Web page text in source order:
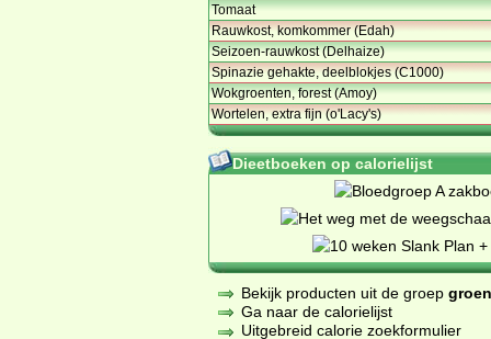
Tomaat
Rauwkost, komkommer (Edah)
Seizoen-rauwkost (Delhaize)
Spinazie gehakte, deelblokjes (C1000)
Wokgroenten, forest (Amoy)
Wortelen, extra fijn (o'Lacy's)
Dieetboeken op calorielijst
Bekijk producten uit de groep
Ga naar de calorielijst
Uitgebreid calorie zoekformulier